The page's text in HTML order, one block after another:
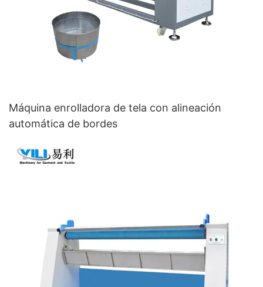
Máquina enrolladora de tela con alineación
automática de bordes